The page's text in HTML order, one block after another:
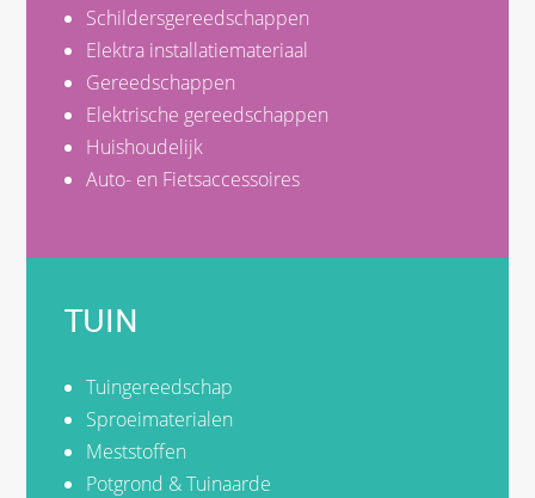
Schildersgereedschappen
Elektra installatiemateriaal
Gereedschappen
Elektrische gereedschappen
Huishoudelijk
Auto- en Fietsaccessoires
TUIN
Tuingereedschap
Sproeimaterialen
Meststoffen
Potgrond & Tuinaarde